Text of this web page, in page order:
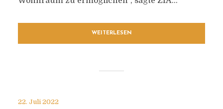
WEITERLESEN
22. Juli 2022